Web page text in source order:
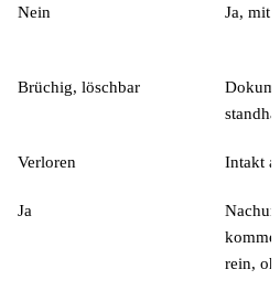
Nein Ja, mit
Brüchig, löschbar
Verloren Intakt
Ja
rein,